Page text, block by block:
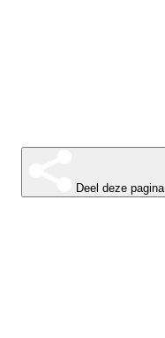
Deel deze pagina